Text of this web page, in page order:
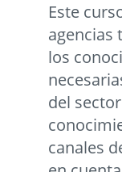
Este
agencias
los
del
canales